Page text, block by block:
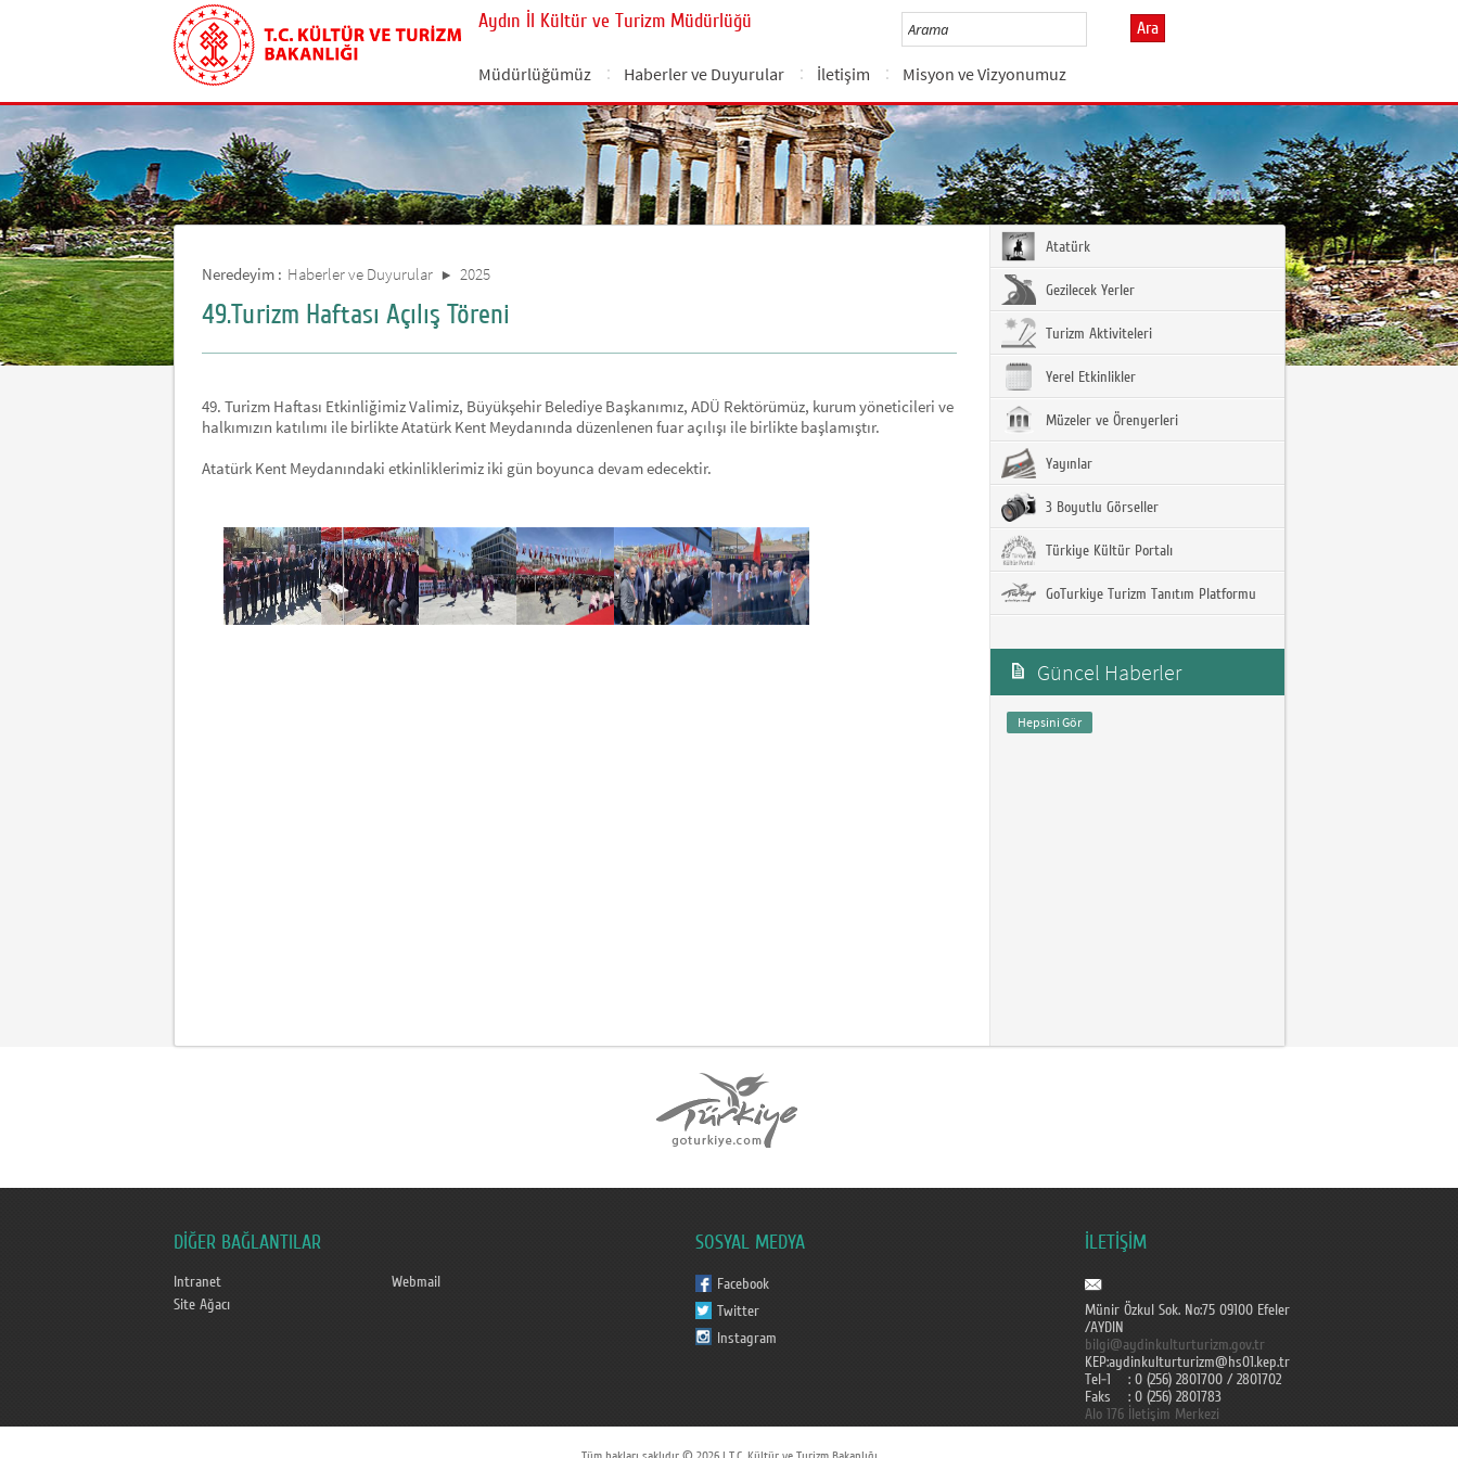
Aydın İl Kültür ve Turizm Müdürlüğü Ara
Müdürlüğümüz Haberler ve Duyurular İletişim Misyon ve Vizyonumuz
Neredeyim : Haberler ve Duyurular 2025
49.Turizm Haftası Açılış Töreni
49. Turizm Haftası Etkinliğimiz Valimiz, Büyükşehir Belediye Başkanımız, ADÜ Rektörümüz, kurum yöneticileri ve
halkımızın katılımı ile birlikte Atatürk Kent Meydanında düzenlenen fuar açılışı ile birlikte başlamıştır.
Atatürk Kent Meydanındaki etkinliklerimiz iki gün boyunca devam edecektir.
Atatürk
Gezilecek Yerler
Turizm Aktiviteleri
Yerel Etkinlikler
Müzeler ve Örenyerleri
Yayınlar
3 Boyutlu Görseller
Türkiye Kültür Portalı
GoTurkiye Turizm Tanıtım Platformu
Güncel Haberler
Hepsini Gör
DİĞER BAĞLANTILAR
Intranet
Webmail
Site Ağacı
SOSYAL MEDYA
Facebook
Twitter
Instagram
İLETİŞİM
Münir Özkul Sok. No:75 09100 Efeler
/AYDIN
bilgi@aydinkulturturizm.gov.tr
KEP:aydinkulturturizm@hs01.kep.tr
Tel-1 : 0 (256) 2801700 / 2801702
Faks : 0 (256) 2801783
Alo 176 İletişim Merkezi